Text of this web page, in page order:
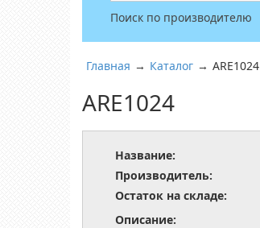
Поиск по производителю
Главная → Каталог → ARE1024
ARE1024
Название:
Производитель:
Остаток на складе:
Описание: